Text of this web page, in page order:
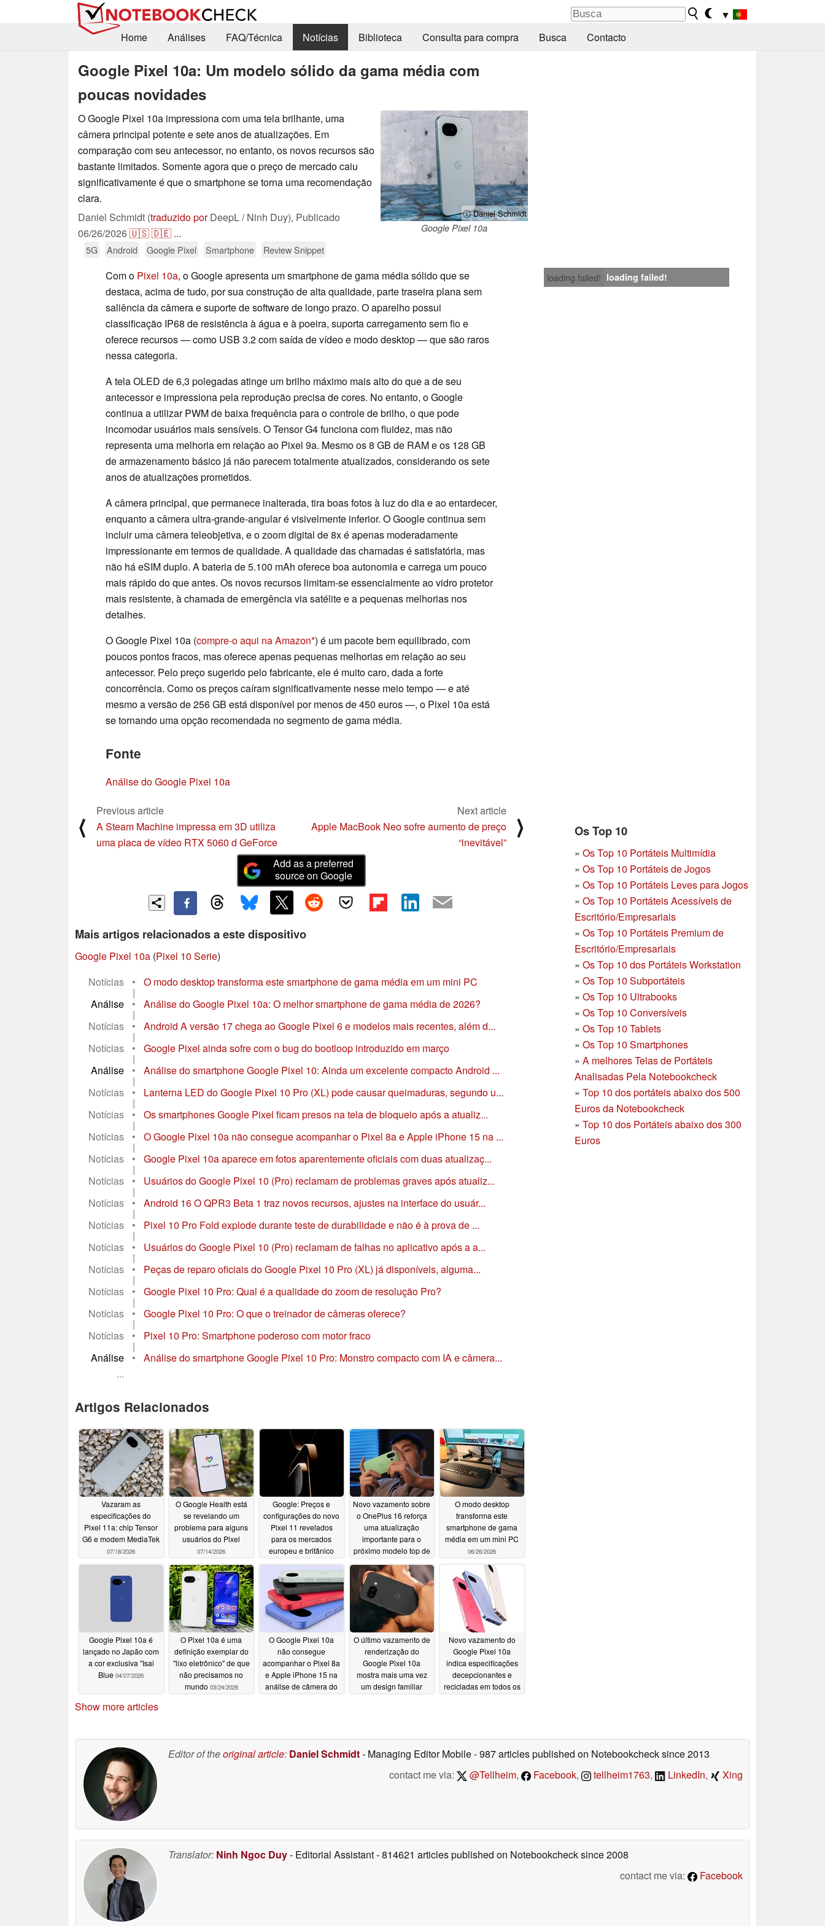
▼
Home
Análises FAQ/Técnica Notícias Biblioteca Consulta para compra Busca Contacto
Google Pixel 10a: Um modelo sólido da gama média com
poucas novidades
ⓘ Daniel Schmidt
Google Pixel 10a
O Google Pixel 10a impressiona com uma tela brilhante, uma
câmera principal potente e sete anos de atualizações. Em
comparação com seu antecessor, no entanto, os novos recursos são
bastante limitados. Somente agora que o preço de mercado caiu
significativamente é que o smartphone se torna uma recomendação
clara.
Daniel Schmidt (traduzido porDeepL / Ninh Duy), Publicado
06/26/2026🇺🇸🇩🇪 ...
5G Android Google Pixel Smartphone Review Snippet
loading failed! loading failed!
Com o Pixel 10a, o Google apresenta um smartphone de gama média sólido que se
destaca, acima de tudo, por sua construção de alta qualidade, parte traseira plana sem
saliência da câmera e suporte de software de longo prazo. O aparelho possui
classificação IP68 de resistência à água e à poeira, suporta carregamento sem fio e
oferece recursos — como USB 3.2 com saída de vídeo e modo desktop — que são raros
nessa categoria.
A tela OLED de 6,3 polegadas atinge um brilho máximo mais alto do que a de seu
antecessor e impressiona pela reprodução precisa de cores. No entanto, o Google
continua a utilizar PWM de baixa frequência para o controle de brilho, o que pode
incomodar usuários mais sensíveis. O Tensor G4 funciona com fluidez, mas não
representa uma melhoria em relação ao Pixel 9a. Mesmo os 8 GB de RAM e os 128 GB
de armazenamento básico já não parecem totalmente atualizados, considerando os sete
anos de atualizações prometidos.
A câmera principal, que permanece inalterada, tira boas fotos à luz do dia e ao entardecer,
enquanto a câmera ultra-grande-angular é visivelmente inferior. O Google continua sem
incluir uma câmera teleobjetiva, e o zoom digital de 8x é apenas moderadamente
impressionante em termos de qualidade. A qualidade das chamadas é satisfatória, mas
não há eSIM duplo. A bateria de 5.100 mAh oferece boa autonomia e carrega um pouco
mais rápido do que antes. Os novos recursos limitam-se essencialmente ao vidro protetor
mais resistente, à chamada de emergência via satélite e a pequenas melhorias nos
detalhes.
O Google Pixel 10a (compre-o aqui na Amazon ) é um pacote bem equilibrado, com
poucos pontos fracos, mas oferece apenas pequenas melhorias em relação ao seu
antecessor. Pelo preço sugerido pelo fabricante, ele é muito caro, dada a forte
concorrência. Como os preços caíram significativamente nesse meio tempo — e até
mesmo a versão de 256 GB está disponível por menos de 450 euros —, o Pixel 10a está
se tornando uma opção recomendada no segmento de gama média.
Fonte
Análise do Google Pixel 10a
Os Top 10
» Os Top 10 Portáteis Multimídia
» Os Top 10 Portáteis de Jogos
» Os Top 10 Portáteis Leves para Jogos
» Os Top 10 Portáteis Acessíveis de
Escritório/Empresariais
» Os Top 10 Portáteis Premium de
Escritório/Empresariais
» Os Top 10 dos Portáteis Workstation
» Os Top 10 Subportáteis
» Os Top 10 Ultrabooks
» Os Top 10 Conversíveis
» Os Top 10 Tablets
» Os Top 10 Smartphones
» A melhores Telas de Portáteis
Analisadas Pela Notebookcheck
» Top 10 dos portáteis abaixo dos 500
Euros da Notebookcheck
» Top 10 dos Portáteis abaixo dos 300
Euros
⟨
Previous article
A Steam Machine impressa em 3D utiliza
uma placa de vídeo RTX 5060 d GeForce
Next article
Apple MacBook Neo sofre aumento de preço
“inevitável”
⟩
Add as a preferred
source on Google
Mais artigos relacionados a este dispositivo
Google Pixel 10a (Pixel 10 Serie)
Notícias
• O modo desktop transforma este smartphone de gama média em um mini PC
|
Análise
• Análise do Google Pixel 10a: O melhor smartphone de gama média de 2026?
|
Notícias
• Android A versão 17 chega ao Google Pixel 6 e modelos mais recentes, além d...
|
Notícias
• Google Pixel ainda sofre com o bug do bootloop introduzido em março
|
Análise
• Análise do smartphone Google Pixel 10: Ainda um excelente compacto Android ...
|
Notícias
• Lanterna LED do Google Pixel 10 Pro (XL) pode causar queimaduras, segundo u...
|
Notícias
• Os smartphones Google Pixel ficam presos na tela de bloqueio após a atualiz...
|
Notícias
• O Google Pixel 10a não consegue acompanhar o Pixel 8a e Apple iPhone 15 na ...
|
Notícias
• Google Pixel 10a aparece em fotos aparentemente oficiais com duas atualizaç...
|
Notícias
• Usuários do Google Pixel 10 (Pro) reclamam de problemas graves após atualiz...
|
Notícias
• Android 16 O QPR3 Beta 1 traz novos recursos, ajustes na interface do usuár...
|
Notícias
• Pixel 10 Pro Fold explode durante teste de durabilidade e não é à prova de ...
|
Notícias
• Usuários do Google Pixel 10 (Pro) reclamam de falhas no aplicativo após a a...
|
Notícias
• Peças de reparo oficiais do Google Pixel 10 Pro (XL) já disponíveis, alguma...
|
Notícias
• Google Pixel 10 Pro: Qual é a qualidade do zoom de resolução Pro?
|
Notícias
• Google Pixel 10 Pro: O que o treinador de câmeras oferece?
|
Notícias
• Pixel 10 Pro: Smartphone poderoso com motor fraco
|
Análise
•
Análise do smartphone Google Pixel 10 Pro: Monstro compacto com IA e câmera...
...
Artigos Relacionados
Vazaram as
especificações do
Pixel 11a: chip Tensor
G6 e modem MediaTek
07/18/2026
O Google Health está
se revelando um
problema para alguns
usuários do Pixel
07/14/2026
Google: Preços e
configurações do novo
Pixel 11 revelados
para os mercados
europeu e britânico
07/08/2026
Novo vazamento sobre
o OnePlus 16 reforça
uma atualização
importante para o
próximo modelo top de
06/29/2026
O modo desktop
transforma este
smartphone de gama
média em um mini PC
06/26/2026
Google Pixel 10a é
lançado no Japão com
a cor exclusiva "Isai
Blue 04/07/2026
O Pixel 10a é uma
definição exemplar do
"lixo eletrônico" de que
não precisamos no
mundo 03/24/2026
O Google Pixel 10a
não consegue
acompanhar o Pixel 8a
e Apple iPhone 15 na
análise de câmera do
O último vazamento de
renderização do
Google Pixel 10a
mostra mais uma vez
um design familiar
Novo vazamento do
Google Pixel 10a
indica especificações
decepcionantes e
recicladas em todos os
Show more articles
Editor of theoriginal article: Daniel Schmidt- Managing Editor Mobile- 987 articles published on Notebookchecksince 2013
contact me via:
@Tellheim, Facebook, tellheim1763, LinkedIn, Xing
Translator: Ninh Ngoc Duy- Editorial Assistant- 814621 articles published on Notebookchecksince 2008
contact me via:
Facebook